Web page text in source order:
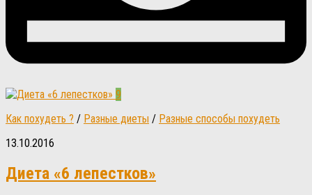
9
Как похудеть ? / Разные диеты / Разные способы похудеть
13.10.2016
Диета «6 лепестков»